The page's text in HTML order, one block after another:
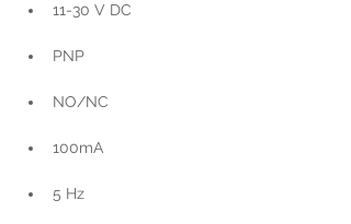
11-30 V DC
PNP
NO/NC
100mA
5 Hz